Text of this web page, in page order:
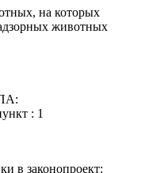
на которых
животных
: 1
в законопроект: